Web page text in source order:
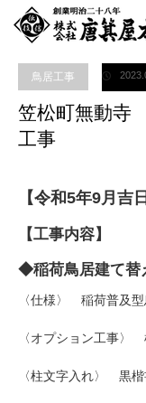
ホーム
ブログ
鳥居工
鳥居工事
笠松町無動寺
工事
【令和5年9月吉
【工事内容】
◆稲荷鳥居建て替
〈仕様〉 稲荷普及
〈オプション工事
〈柱文字入れ〉 黒